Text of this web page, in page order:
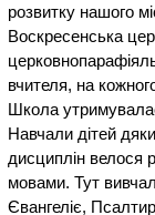
розвитку нашого
Воскресенська
вчителя, на
Школа
Навчали дітей
дисциплін велося
мовами. Тут
Євангеліє,